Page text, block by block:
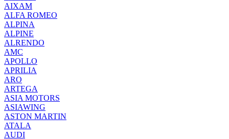
AIXAM
ALFA ROMEO
ALPINA
ALPINE
ALRENDO
AMC
APOLLO
APRILIA
ARO
ARTEGA
ASIA MOTORS
ASIAWING
ASTON MARTIN
ATALA
AUDI